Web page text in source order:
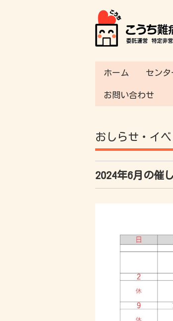
ホーム セン
お問い合わせ
おしらせ・イ
2024年6月の催し